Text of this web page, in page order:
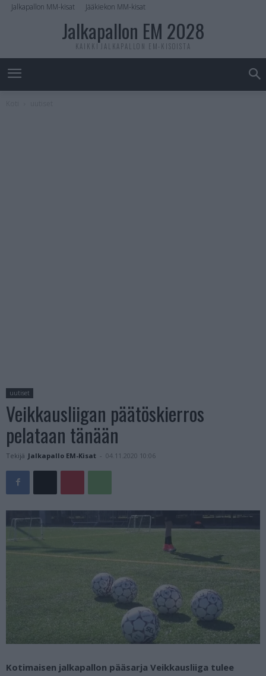
Jalkapallon MM-kisat Jääkiekon MM-kisat
Jalkapallon EM 2028
KAIKKI JALKAPALLON EM-KISOISTA
uutiset
Veikkausliigan päätöskierros
pelataan tänään
Tekijä Jalkapallo EM-Kisat - 04.11.2020 10:06
Kotimaisen jalkapallon pääsarja Veikkausliiga tulee